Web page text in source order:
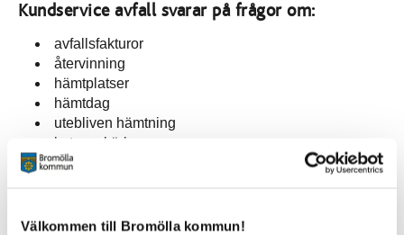
Välkommen till Bromölla kommun!
Kundservice avfall svarar på frågor om:
avfallsfakturor
återvinning
hämtplatser
hämtdag
utebliven hämtning
byte av kärl
slamtömning
beställning av extra hämtning